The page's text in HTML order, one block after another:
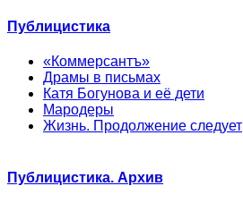
Публицистика
«Коммерсантъ»
Драмы в письмах
Катя Богунова и её дети
Мародеры
Жизнь. Продолжение следует
Публицистика. Архив